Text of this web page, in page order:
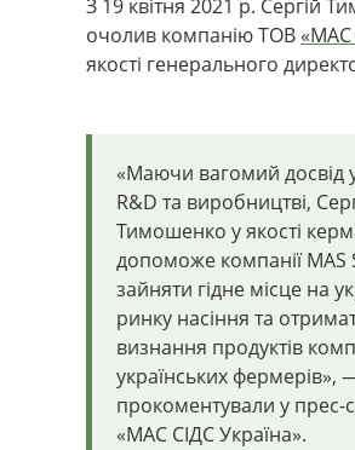
З 19 квітня 2021 р. Сергій
очолив компанію ТОВ «МАС
якості генерального
«Маючи вагомий досвід
R&D та виробництві,
Тимошенко у якості
допоможе компанії MAS
зайняти гідне місце на
ринку насіння та
визнання продуктів
українських фермерів»,
прокоментували у прес-
«МАС СІДС Україна».